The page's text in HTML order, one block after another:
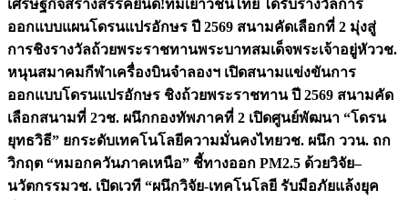
เศรษฐกิจสร้างสรรค์ยินดี!ทีมเยาวชนไทย ได้รับรางวัลการ
ออกแบบแผนโดรนแปรอักษร ปี 2569 สนามคัดเลือกที่ 2 มุ่งสู่
การชิงรางวัลถ้วยพระราชทานพระบาทสมเด็จพระเจ้าอยู่หัววช.
หนุนสมาคมกีฬาเครื่องบินจำลองฯ เปิดสนามแข่งขันการ
ออกแบบโดรนแปรอักษร ชิงถ้วยพระราชทาน ปี 2569 สนามคัด
เลือกสนามที่ 2วช. ผนึกกองทัพภาคที่ 2 เปิดศูนย์พัฒนา “โดรน
ยุทธวิธี” ยกระดับเทคโนโลยีความมั่นคงไทยวช. ผนึก ววน. ถก
วิกฤต “หมอกควันภาคเหนือ” ชี้ทางออก PM2.5 ด้วยวิจัย–
นวัตกรรมวช. เปิดเวที “ผนึกวิจัย-เทคโนโลยี รับมือภัยแล้งยุค